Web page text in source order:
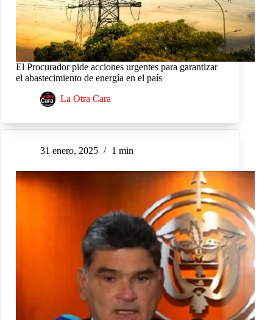
El Procurador pide acciones urgentes para garantizar
el abastecimiento de energía en el país
La Otra Cara
31 enero, 2025 1 min